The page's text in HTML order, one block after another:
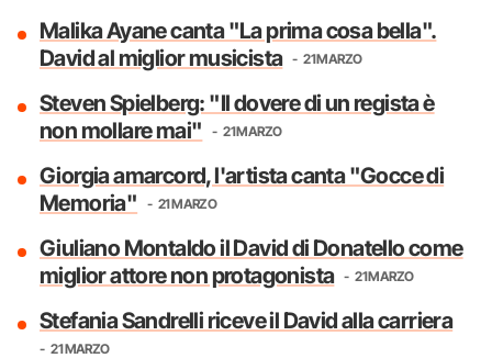
Malika Ayane canta "La prima cosa bella".
David al miglior musicista
21 MARZO
Steven Spielberg: "Il dovere di un regista è
non mollare mai"
21 MARZO
Giorgia amarcord, l'artista canta "Gocce di
Memoria"
21 MARZO
Giuliano Montaldo il David di Donatello come
miglior attore non protagonista
21 MARZO
Stefania Sandrelli riceve il David alla carriera
21 MARZO